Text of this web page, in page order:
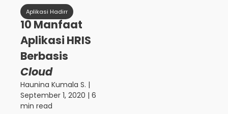
Aplikasi Hadirr
10 Manfaat
Aplikasi HRIS
Berbasis
Cloud
Haunina Kumala S. |
September 1, 2020 | 6
min read